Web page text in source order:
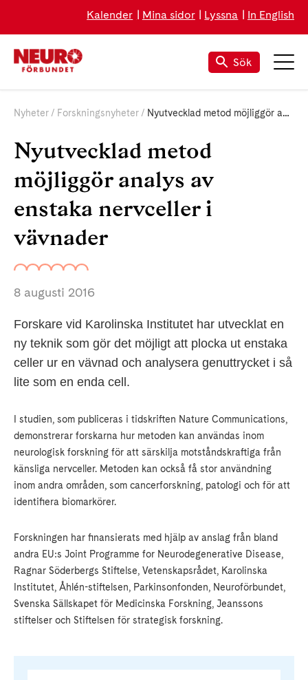
Kalender Mina sidor Lyssna In English
Sök
Nyheter Forskningsnyheter Nyutvecklad metod möjliggör analys av enstaka nervceller i vävnader
Nyutvecklad metod
möjliggör analys av
enstaka nervceller i
vävnader
8 augusti 2016
Forskare vid Karolinska Institutet har utvecklat en
ny teknik som gör det möjligt att plocka ut enstaka
celler ur en vävnad och analysera genuttrycket i så
lite som en enda cell.
I studien, som publiceras i tidskriften Nature Communications,
demonstrerar forskarna hur metoden kan användas inom
neurologisk forskning för att särskilja motståndskraftiga från
känsliga nervceller. Metoden kan också få stor användning
inom andra områden, som cancerforskning, patologi och för att
identifiera biomarkörer.
Forskningen har finansierats med hjälp av anslag från bland
andra EU:s Joint Programme for Neurodegenerative Disease,
Ragnar Söderbergs Stiftelse, Vetenskapsrådet, Karolinska
Institutet, Åhlén-stiftelsen, Parkinsonfonden, Neuroförbundet,
Svenska Sällskapet för Medicinska Forskning, Jeanssons
stiftelser och Stiftelsen för strategisk forskning.